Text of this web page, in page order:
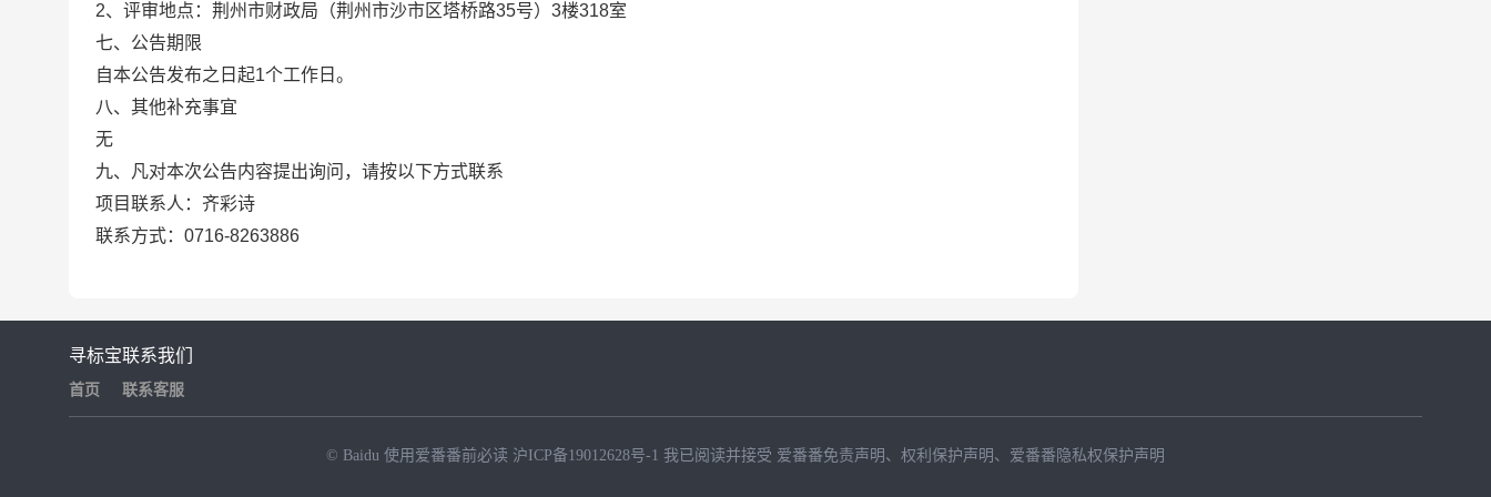
2、评审地点：荆州市财政局（荆州市沙市区塔桥路35号）3楼318室
七、公告期限
自本公告发布之日起1个工作日。
八、其他补充事宜
无
九、凡对本次公告内容提出询问，请按以下方式联系
项目联系人：齐彩诗
联系方式： 0716-8263886
寻标宝
首页
联系我们
联系客服
© Baidu 使用爱番番前必读 沪ICP备19012628号-1 我已阅读并接受 爱番番免责声明 、 权利保护声明 、 爱番番隐私权保护声明